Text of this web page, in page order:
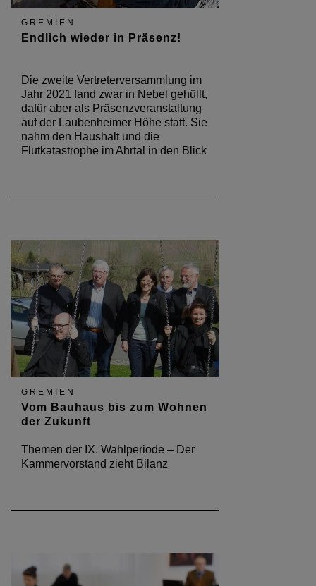
Endlich wieder in Präsenz!
Die zweite Vertreterversammlung im
Jahr 2021 fand zwar in Nebel gehüllt,
dafür aber als Präsenzveranstaltung
Vom Bauhaus bis zum Wohnen
der Zukunft